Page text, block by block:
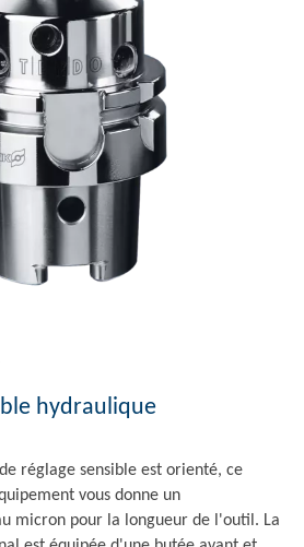
hydraulique
réglage sensible est orienté, ce
vous donne un
micron pour la longueur de l'outil. La